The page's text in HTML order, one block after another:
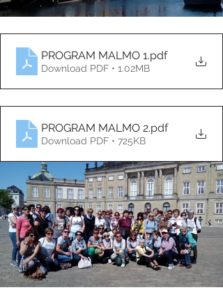
PROGRAM MALMO 1.pdf
Download PDF • 1.02MB
PROGRAM MALMO 2.pdf
Download PDF • 725KB